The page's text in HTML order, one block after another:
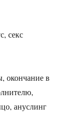
секс
окончание в
ануслинг